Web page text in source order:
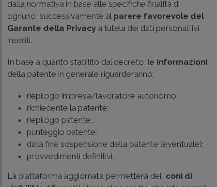
dalla normativa in base alle specifiche finalità di
ognuno, successivamente al parere favorevole del
Garante della Privacy a tutela dei dati personali ivi
inseriti.
In base a quanto stabilito dal decreto, le informazioni
della patente in generale riguarderanno:
riepilogo impresa/lavoratore autonomo;
richiedente la patente;
riepilogo patente;
punteggio patente;
data fine sospensione della patente (eventuale);
provvedimenti definitivi.
La piattaforma aggiornata permetterà dei “coni di